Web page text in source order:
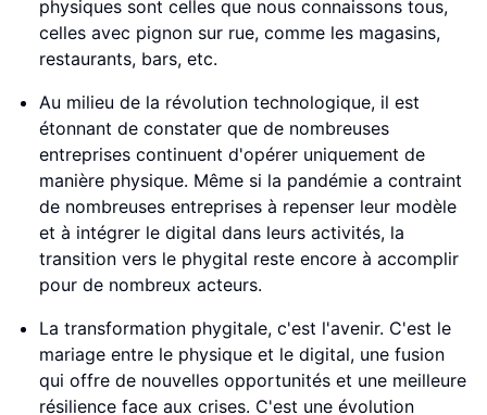
physiques sont celles que nous connaissons tous,
celles avec pignon sur rue, comme les magasins,
restaurants, bars, etc.
Au milieu de la révolution technologique, il est
étonnant de constater que de nombreuses
entreprises continuent d'opérer uniquement de
manière physique. Même si la pandémie a contraint
de nombreuses entreprises à repenser leur modèle
et à intégrer le digital dans leurs activités, la
transition vers le phygital reste encore à accomplir
pour de nombreux acteurs.
La transformation phygitale, c'est l'avenir. C'est le
mariage entre le physique et le digital, une fusion
qui offre de nouvelles opportunités et une meilleure
résilience face aux crises. C'est une évolution